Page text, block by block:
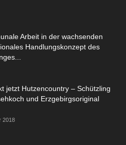
Arbeit in der wachsenden
Handlungskonzept des
jetzt Hutzencountry – Schützling
und Erzgebirgsoriginal
2018